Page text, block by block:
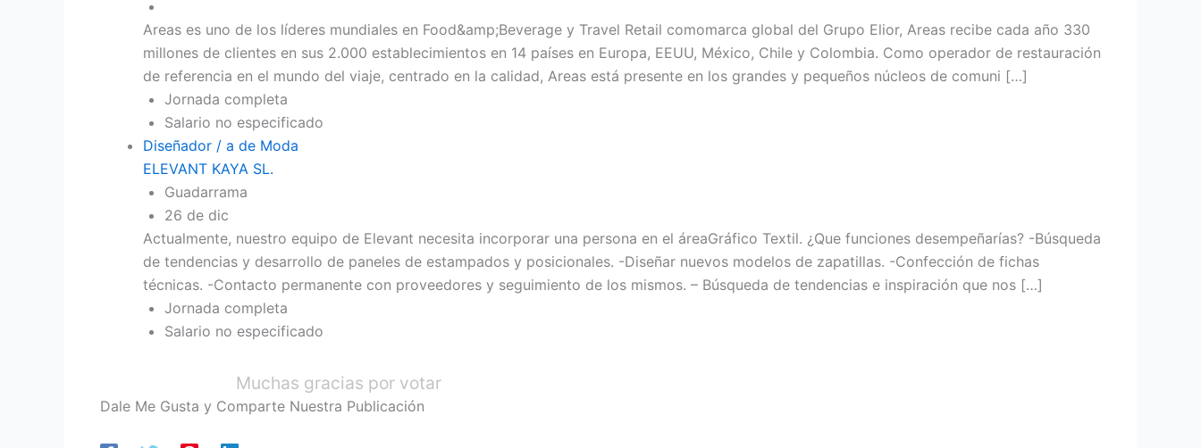
Areas es uno de los líderes mundiales en Food&amp;Beverage y Travel Retail comomarca global del Grupo Elior, Areas recibe cada año 330
millones de clientes en sus 2.000 establecimientos en 14 países en Europa, EEUU, México, Chile y Colombia. Como operador de restauración
de referencia en el mundo del viaje, centrado en la calidad, Areas está presente en los grandes y pequeños núcleos de comuni […]
Jornada completa
Salario no especificado
Diseñador / a de Moda
ELEVANT KAYA SL.
Guadarrama
26 de dic
Actualmente, nuestro equipo de Elevant necesita incorporar una persona en el áreaGráfico Textil. ¿Que funciones desempeñarías? -Búsqueda
de tendencias y desarrollo de paneles de estampados y posicionales. -Diseñar nuevos modelos de zapatillas. -Confección de fichas
técnicas. -Contacto permanente con proveedores y seguimiento de los mismos. – Búsqueda de tendencias e inspiración que nos […]
Jornada completa
Salario no especificado
Muchas gracias por votar
Dale Me Gusta y Comparte Nuestra Publicación